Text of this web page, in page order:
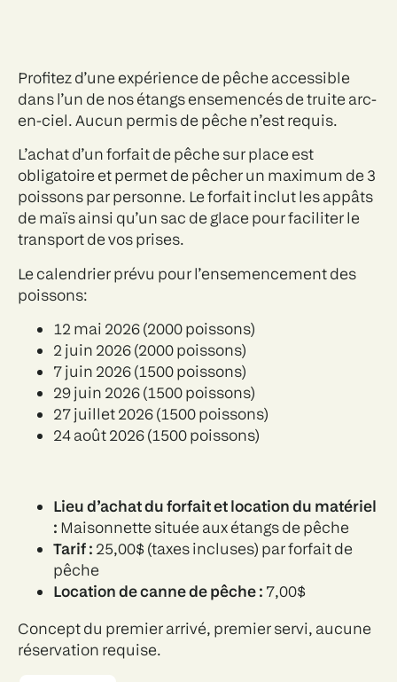
Profitez d’une expérience de pêche accessible
dans l’un de nos étangs ensemencés de truite arc-
en-ciel. Aucun permis de pêche n’est requis.
L’achat d’un forfait de pêche sur place est
obligatoire et permet de pêcher un maximum de 3
poissons par personne. Le forfait inclut les appâts
de maïs ainsi qu’un sac de glace pour faciliter le
transport de vos prises.
Le calendrier prévu pour l’ensemencement des
poissons:
12 mai 2026 (2000 poissons)
2 juin 2026 (2000 poissons)
7 juin 2026 (1500 poissons)
29 juin 2026 (1500 poissons)
27 juillet 2026 (1500 poissons)
24 août 2026 (1500 poissons)
Lieu d’achat du forfait et location du matériel
: Maisonnette située aux étangs de pêche
Tarif : 25,00$ (taxes incluses) par forfait de
pêche
Location de canne de pêche : 7,00$
Concept du premier arrivé, premier servi, aucune
réservation requise.